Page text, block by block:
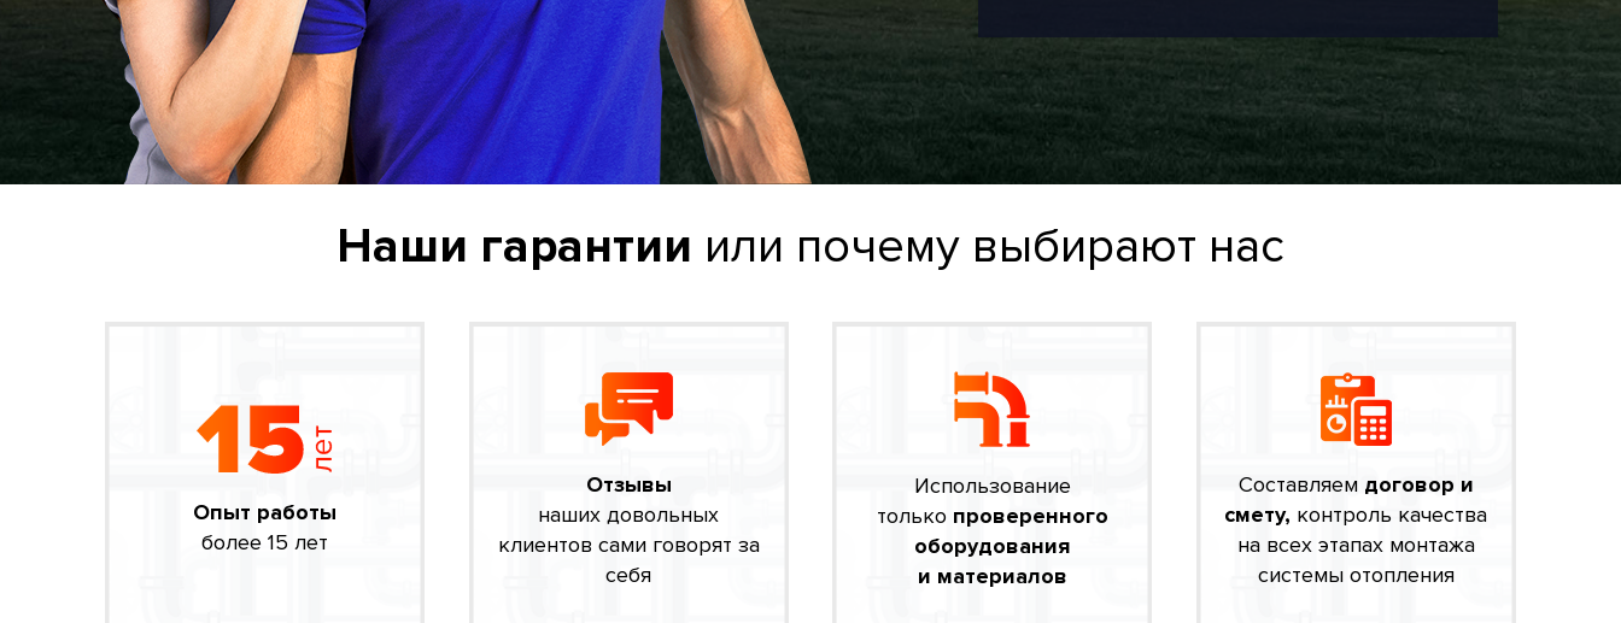
Наши гарантии или почему выбирают нас
Опыт работы
более 15 лет
Отзывы
наших довольных
клиентов сами говорят за
себя
Использование
только проверенного
оборудования
и материалов
Составляем договор и
смету, контроль качества
на всех этапах монтажа
системы отопления